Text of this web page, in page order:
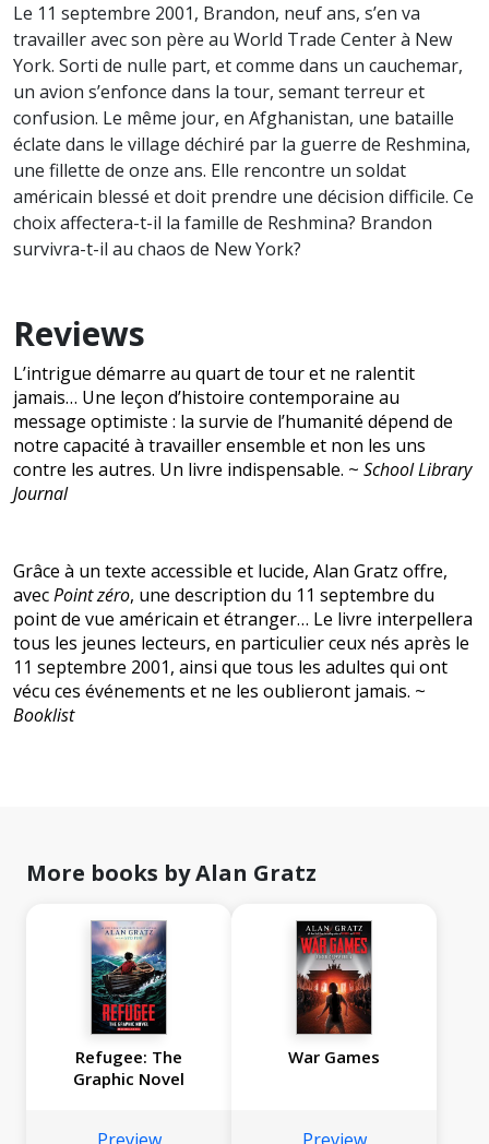
Le 11 septembre 2001, Brandon, neuf ans, s’en va
travailler avec son père au World Trade Center à New
York. Sorti de nulle part, et comme dans un cauchemar,
un avion s’enfonce dans la tour, semant terreur et
confusion. Le même jour, en Afghanistan, une bataille
éclate dans le village déchiré par la guerre de Reshmina,
une fillette de onze ans. Elle rencontre un soldat
américain blessé et doit prendre une décision difficile. Ce
choix affectera-t-il la famille de Reshmina? Brandon
survivra-t-il au chaos de New York?
Reviews
L’intrigue démarre au quart de tour et ne ralentit
jamais… Une leçon d’histoire contemporaine au
message optimiste : la survie de l’humanité dépend de
notre capacité à travailler ensemble et non les uns
contre les autres. Un livre indispensable. ~ School Library
Journal
Grâce à un texte accessible et lucide, Alan Gratz offre,
avecPoint zéro, une description du 11 septembre du
point de vue américain et étranger… Le livre interpellera
tous les jeunes lecteurs, en particulier ceux nés après le
11 septembre 2001, ainsi que tous les adultes qui ont
vécu ces événements et ne les oublieront jamais. ~
Booklist
More books by Alan Gratz
Refugee: The
Graphic Novel
War Games